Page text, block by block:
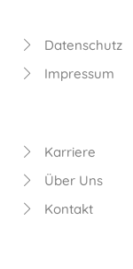
Karriere
Über Uns
Kontakt
Datenschutz
Impressum